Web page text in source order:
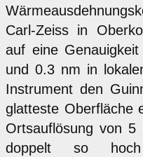
Carl-Zeiss in
auf eine
und 0.3 nm in
Instrument den
glatteste Oberfläche
Ortsauflösung von 5
doppelt so